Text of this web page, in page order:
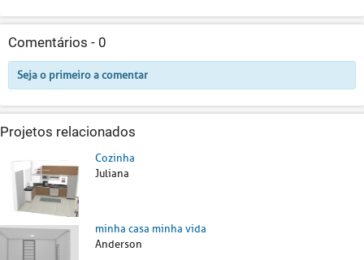
Comentários - 0
Seja o primeiro a comentar
Projetos relacionados
Cozinha
Juliana
minha casa minha vida
Anderson